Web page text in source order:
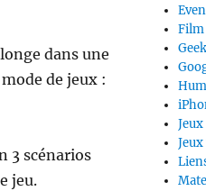
dans une
de jeux :
3 scénarios
jeu.
Film
Geek
Jeux